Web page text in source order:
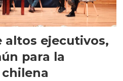
altos ejecutivos,
para la